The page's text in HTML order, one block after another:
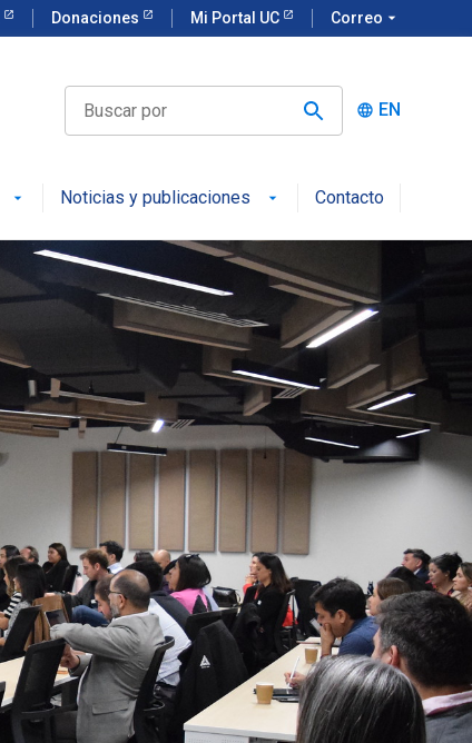
Donaciones Mi Portal UC Correo arrow_drop_down
language EN
Noticias y publicaciones Contacto